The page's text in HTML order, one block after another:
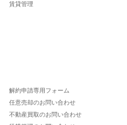
賃貸管理
解約申請専用フォーム
任意売却のお問い合わせ
不動産買取のお問い合わせ